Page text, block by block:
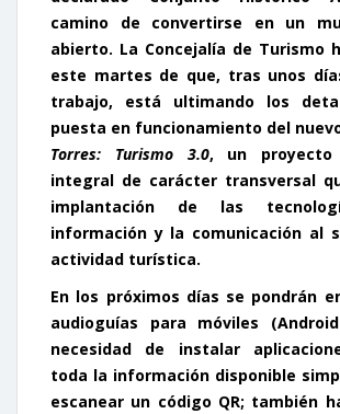
camino de convertirse en un
abierto. La Concejalía de Turismo
este martes de que, tras unos
trabajo, está ultimando los
puesta en funcionamiento del
Torres: Turismo 3.0, un proyecto
integral de carácter transversal
implantación de las
información y la comunicación al
actividad turística.
En los próximos días se pondrán
audioguías para móviles
necesidad de instalar
toda la información disponible
escanear un código QR; también